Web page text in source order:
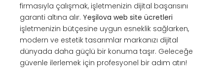
firmasıyla çalışmak, işletmenizin dijital başarısını
garanti altına alır. Yeşilova web site ücretleri
işletmenizin bütçesine uygun esneklik sağlarken,
modern ve estetik tasarımlar markanızı dijital
dünyada daha güçlü bir konuma taşır. Geleceğe
güvenle ilerlemek için profesyonel bir adım atın!